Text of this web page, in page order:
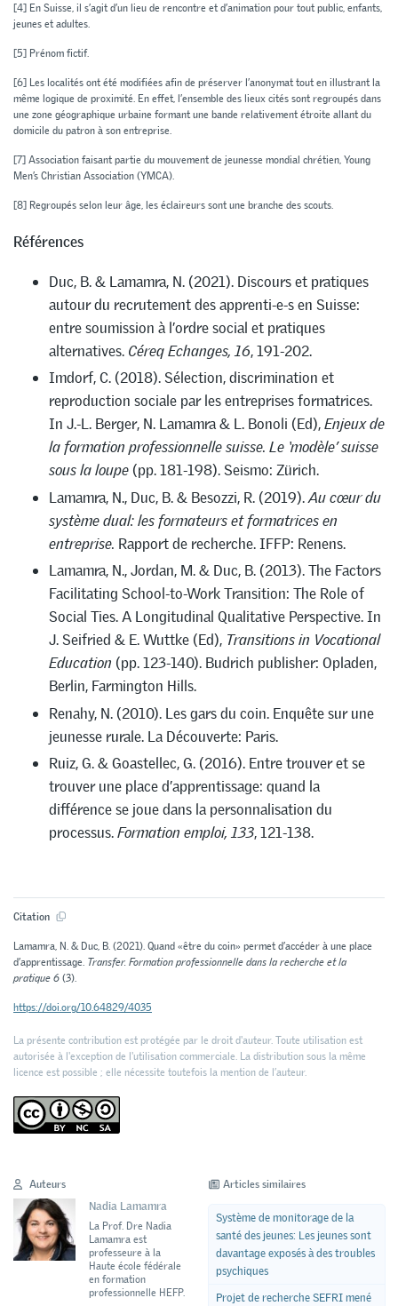
[4] En Suisse, il s’agit d’un lieu de rencontre et d’animation pour tout public, enfants,
jeunes et adultes.
[5] Prénom fictif.
[6] Les localités ont été modifiées afin de préserver l’anonymat tout en illustrant la
même logique de proximité. En effet, l’ensemble des lieux cités sont regroupés dans
une zone géographique urbaine formant une bande relativement étroite allant du
domicile du patron à son entreprise.
[7]Association faisant partie du mouvement de jeunesse mondial chrétien,Young
Men’s Christian Association(YMCA).
[8] Regroupés selon leur âge, les éclaireurs sont une branche des scouts.
Références
Duc, B. & Lamamra, N. (2021). Discours et pratiques
autour du recrutement des apprenti-e-s en Suisse:
entre soumission à l’ordre social et pratiques
alternatives. Céreq Echanges, 16, 191-202.
Imdorf, C. (2018). Sélection, discrimination et
reproduction sociale par les entreprises formatrices.
In J.-L. Berger, N. Lamamra & L. Bonoli (Ed),Enjeux de
la formation professionnelle suisse. Le ‘modèle’ suisse
sous la loupe (pp. 181-198). Seismo: Zürich.
Lamamra, N., Duc, B. & Besozzi, R. (2019).Au cœur du
système dual: les formateurs et formatrices en
entreprise. Rapport de recherche. IFFP: Renens.
Lamamra, N., Jordan, M. & Duc, B. (2013). The Factors
Facilitating School-to-Work Transition: The Role of
Social Ties. A Longitudinal Qualitative Perspective. In
J. Seifried & E. Wuttke (Ed), Transitions in Vocational
Education (pp. 123-140). Budrich publisher: Opladen,
Berlin, Farmington Hills.
Renahy, N. (2010). Les gars du coin. Enquête sur une
jeunesse rurale. La Découverte: Paris.
Ruiz, G. & Goastellec, G. (2016). Entre trouver et se
trouver une place d’apprentissage: quand la
différence se joue dans la personnalisation du
processus.Formation emploi, 133, 121-138.
Citation
Lamamra, N. & Duc, B. (2021). Quand «être du coin» permet d’accéder à une place
d’apprentissage. Transfer. Formation professionnelle dans la recherche et la
pratique 6(3).
https://doi.org/10.64829/4035
La présente contribution est protégée par le droit d'auteur. Toute utilisation est
autorisée à l'exception de l'utilisation commerciale. La distribution sous la même
licence est possible ; elle nécessite toutefois la mention de l’auteur.
Auteurs
Nadia Lamamra
La Prof. Dre Nadia
Lamamra est
professeure à la
Haute école fédérale
en formation
professionnelle HEFP.
Articles similaires
Système de monitorage de la
santé des jeunes: Les jeunes sont
davantage exposés à des troubles
psychiques
Projet de recherche SEFRI mené